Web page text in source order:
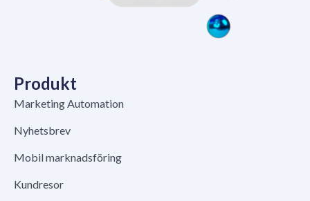
Produkt
Marketing Automation
Nyhetsbrev
Mobil marknadsföring
Kundresor